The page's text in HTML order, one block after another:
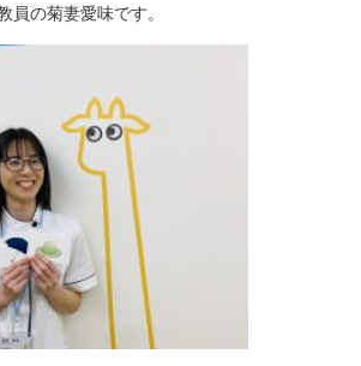
の菊妻愛味です。